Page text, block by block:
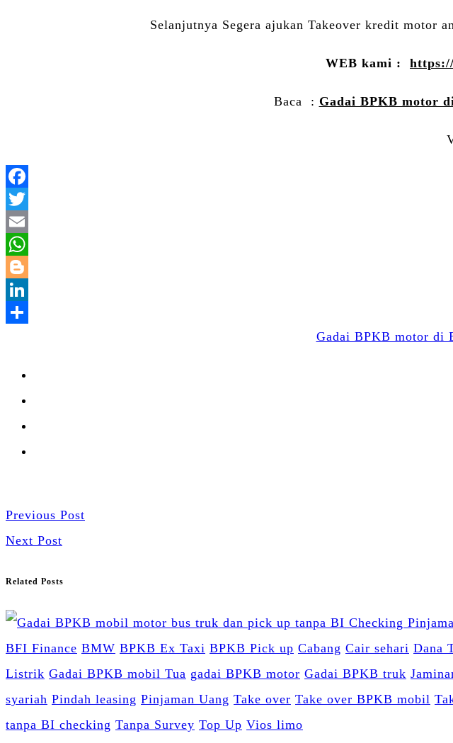
Selanjutnya Segera ajukan Takeover kredit motor
WEB kami :
Baca : Gadai BPKB motor
Gadai BPKB motor di
Previous Post
Next Post
Related Posts
BFI Finance BMW BPKB Ex Taxi BPKB Pick up Cabang Cair sehari Dana
Listrik Gadai BPKB mobil Tua gadai BPKB motor Gadai BPKB truk
syariah Pindah leasing Pinjaman Uang Take over Take over BPKB mobil
tanpa BI checking Tanpa Survey Top Up Vios limo